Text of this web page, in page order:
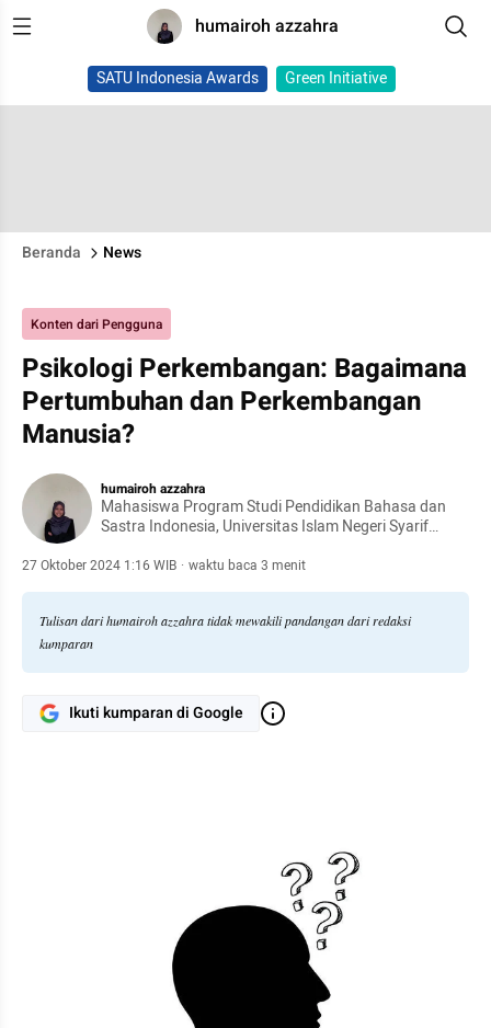
humairoh azzahra
SATU Indonesia Awards Green Initiative
Beranda News
Konten dari Pengguna
Psikologi Perkembangan: Bagaimana
Pertumbuhan dan Perkembangan
Manusia?
humairoh azzahra
Mahasiswa Program Studi Pendidikan Bahasa dan
Sastra Indonesia, Universitas Islam Negeri Syarif
27 Oktober 2024 1:16 WIB · waktu baca 3 menit
Tulisan dari humairoh azzahra tidak mewakili pandangan dari redaksi
kumparan
Ikuti kumparan di Google